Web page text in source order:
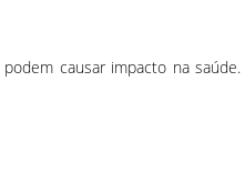
causar impacto na saúde.